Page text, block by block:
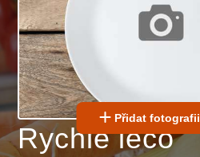
Přidat fotografii
Rychlé lečo